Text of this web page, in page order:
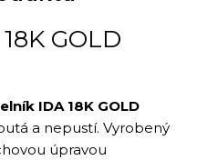
GOLD
IDA 18K GOLD
a nepustí. Vyrobený
úpravou